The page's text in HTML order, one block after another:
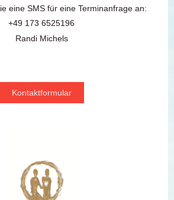
eine SMS für eine Terminanfrage an:
+49 173 6525196
Randi Michels
Kontaktformular